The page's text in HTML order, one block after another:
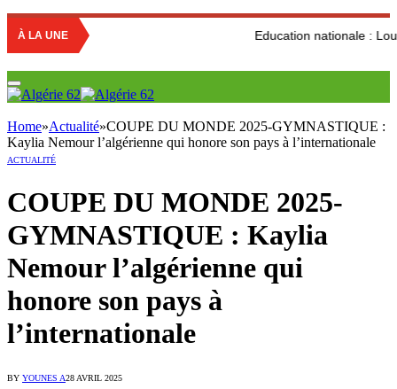
À LA UNE Education nationale : Louisa Hanoune
Home»Actualité»COUPE DU MONDE 2025-GYMNASTIQUE :
Kaylia Nemour l’algérienne qui honore son pays à l’internationale
ACTUALITÉ
COUPE DU MONDE 2025-
GYMNASTIQUE : Kaylia
Nemour l’algérienne qui
honore son pays à
l’internationale
BY YOUNES A28 AVRIL 2025